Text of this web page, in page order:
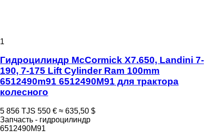
1
Гидроцилиндр McCormick X7.650, Landini 7-
190, 7-175 Lift Cylinder Ram 100mm
6512490m91 6512490M91 для трактора
колесного
5 856 TJS 550 € ≈ 635,50 $
Запчасть - гидроцилиндр
6512490M91